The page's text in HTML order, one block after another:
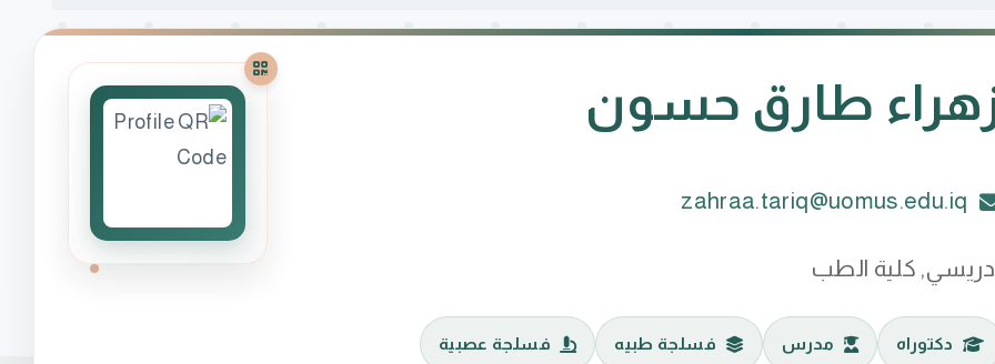
طارق حسون
zahraa.tariq@uomus.edu.iq
كلية الطب
دكتوراه مدرس فسلجة طبيه فسلجة عصبية